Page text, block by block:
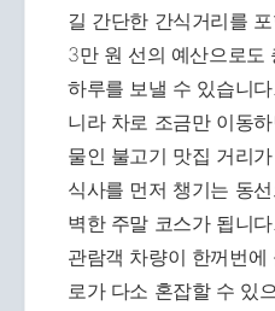
길 간단한 간식거리를
3만 원 선의 예산으로도
하루를 보낼 수 있습니
니라 차로 조금만 이동
물인 불고기 맛집 거리
식사를 먼저 챙기는 동
벽한 주말 코스가 됩니
관람객 차량이 한꺼번
로가 다소 혼잡할 수 있